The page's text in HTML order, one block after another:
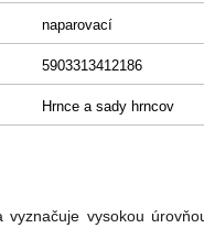
naparovací
5903313412186
Hrnce a sady hrncov
vysokou